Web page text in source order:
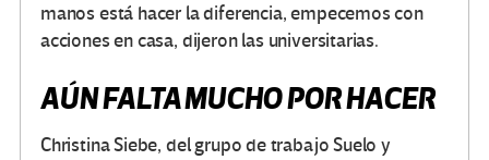
manos está hacer la diferencia, empecemos con
acciones en casa, dijeron las universitarias.
AÚN FALTA MUCHO POR HACER
Christina Siebe, del grupo de trabajo Suelo y